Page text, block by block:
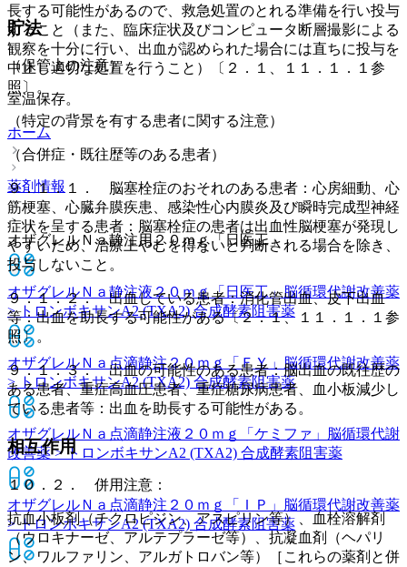
貯法
（保管上の注意）
室温保存。
ホーム
薬剤情報
オザグレルＮａ静注用２０ｍｇ「日医工」
オザグレルＮａ静注液２０ｍｇ「日医工」脳循環代謝改善薬
> トロンボキサンA2 (TXA2) 合成酵素阻害薬
オザグレルＮａ点滴静注２０ｍｇ「ＦＹ」 脳循環代謝改善薬
> トロンボキサンA2 (TXA2) 合成酵素阻害薬
オザグレルＮａ点滴静注液２０ｍｇ「ケミファ」 脳循環代謝
改善薬 > トロンボキサンA2 (TXA2) 合成酵素阻害薬
オザグレルＮａ点滴静注２０ｍｇ「ＩＰ」 脳循環代謝改善薬
> トロンボキサンA2 (TXA2) 合成酵素阻害薬
長する可能性があるので、救急処置のとれる準備を行い投与
すること（また、臨床症状及びコンピュータ断層撮影による
観察を十分に行い、出血が認められた場合には直ちに投与を
中止し適切な処置を行うこと）〔２．１、１１．１．１参
照〕。
（特定の背景を有する患者に関する注意）
（合併症・既往歴等のある患者）
９．１．１． 脳塞栓症のおそれのある患者：心房細動、心
筋梗塞、心臓弁膜疾患、感染性心内膜炎及び瞬時完成型神経
症状を呈する患者：脳塞栓症の患者は出血性脳梗塞が発現し
やすいため、治療上やむを得ないと判断される場合を除き、
投与しないこと。
９．１．２． 出血している患者：消化管出血、皮下出血
等：出血を助長する可能性がある〔２．１、１１．１．１参
照〕。
９．１．３． 出血の可能性のある患者：脳出血の既往歴の
ある患者、重症高血圧患者、重症糖尿病患者、血小板減少し
ている患者等：出血を助長する可能性がある。
相互作用
１０．２． 併用注意：
抗血小板剤（チクロピジン、アスピリン等）、血栓溶解剤
（ウロキナーゼ、アルテプラーゼ等）、抗凝血剤（ヘパリ
ン、ワルファリン、アルガトロバン等）［これらの薬剤と併